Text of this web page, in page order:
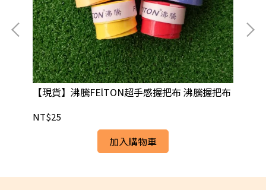
【現貨】沸騰FElTON超手感握把布 沸騰握把布
NT$25
加入購物車